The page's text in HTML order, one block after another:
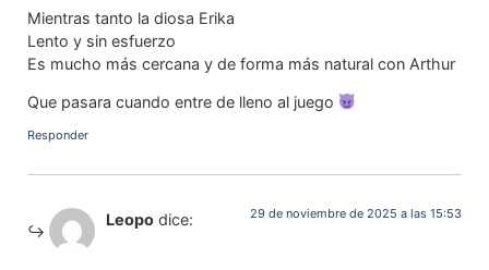
Mientras tanto la diosa Erika
Lento y sin esfuerzo
Es mucho más cercana y de forma más natural con Arthur
Que pasara cuando entre de lleno al juego
Responder
Leopo dice: 29 de noviembre de 2025 a las 15:53